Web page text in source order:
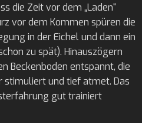
die Zeit vor dem „Laden“
vor dem Kommen spüren die
in der Eichel und dann ein
zu spät). Hinauszögern
Beckenboden entspannt, die
stimuliert und tief atmet. Das
gut trainiert